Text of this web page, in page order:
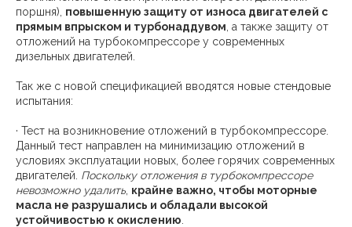
поршня), повышенную защиту от износа двигателей с
прямым впрыском и турбонаддувом , а также защиту от
отложений на турбокомпрессоре у современных
дизельных двигателей.
Так же с новой спецификацией вводятся новые стендовые
испытания:
· Тест на возникновение отложений в турбокомпрессоре.
Данный тест направлен на минимизацию отложений в
условиях эксплуатации новых, более горячих современных
двигателей. Поскольку отложения в турбокомпрессоре
невозможно удалить крайне важно, чтобы моторные
масла не разрушались и обладали высокой
устойчивостью к окислению